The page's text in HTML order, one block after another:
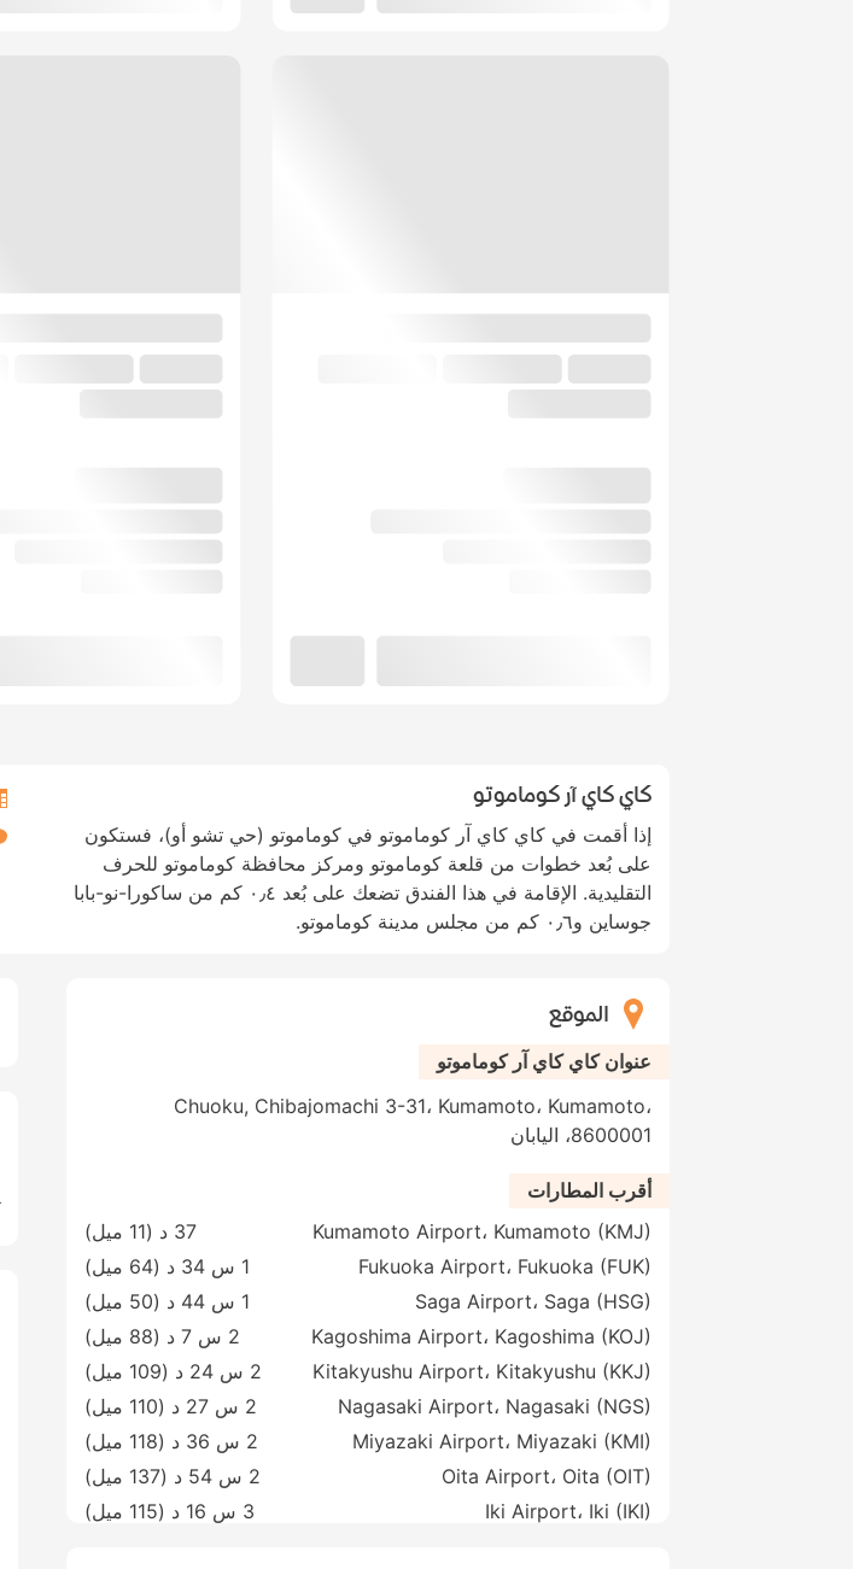
كاي كاي آر كوماموتو
إذا أقمت في كاي كاي آر كوماموتو في كوماموتو (حي تشو أو)، فستكون
على بُعد خطوات من قلعة كوماموتو ومركز محافظة كوماموتو للحرف
التقليدية. الإقامة في هذا الفندق تضعك على بُعد ٠٫٤ كم من ساكورا-نو-بابا
جوساين و٠٫٦ كم من مجلس مدينة كوماموتو.
الموقع
عنوان كاي كاي آر كوماموتو
Chuoku, Chibajomachi 3-31، Kumamoto، Kumamoto،
8600001، اليابان
أقرب المطارات
Kumamoto Airport، Kumamoto (KMJ)
37 د ( 11 ميل
)
Fukuoka Airport، Fukuoka (FUK)
1 س 34 د ( 64 ميل
)
Saga Airport، Saga (HSG)
1 س 44 د ( 50 ميل
)
Kagoshima Airport، Kagoshima (KOJ)
2 س 7 د ( 88 ميل
)
Kitakyushu Airport، Kitakyushu (KKJ)
2 س 24 د ( 109 ميل
)
Nagasaki Airport، Nagasaki (NGS)
2 س 27 د ( 110 ميل
)
Miyazaki Airport، Miyazaki (KMI)
2 س 36 د ( 118 ميل
)
Oita Airport، Oita (OIT)
2 س 54 د ( 137 ميل
)
Iki Airport، Iki (IKI)
3 س 16 د ( 115 ميل )